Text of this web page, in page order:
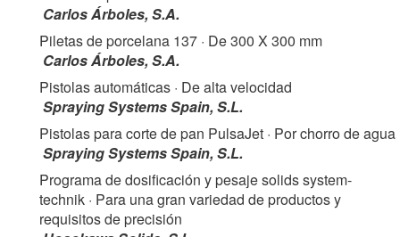
Carlos Árboles, S.A.
Piletas de porcelana 137 · De 300 X 300 mm
Carlos Árboles, S.A.
Pistolas automáticas · De alta velocidad
Spraying Systems Spain, S.L.
Pistolas para corte de pan PulsaJet · Por chorro de agua
Spraying Systems Spain, S.L.
Programa de dosificación y pesaje solids system-
technik · Para una gran variedad de productos y
requisitos de precisión